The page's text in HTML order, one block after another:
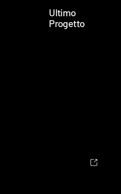
Ultimo
Progetto